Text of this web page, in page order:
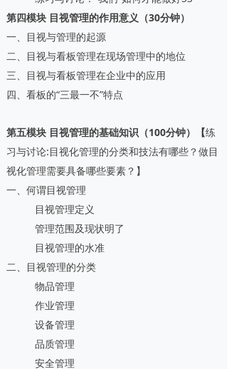
第四模块 目视管理的作用意义（30分钟）
一、目视与管理的起源
二、目视与看板管理在现场管理中的地位
三、目视与看板管理在企业中的应用
四、看板的“三最一不”特点
第五模块 目视管理的基础知识（100分钟）【练
习与讨论:目视化管理的分类和技法有哪些？做目
视化管理需要具备哪些要素？】
一、何谓目视管理
目视管理定义
管理范围及现状明了
目视管理的水准
二、目视管理的分类
物品管理
作业管理
设备管理
品质管理
安全管理